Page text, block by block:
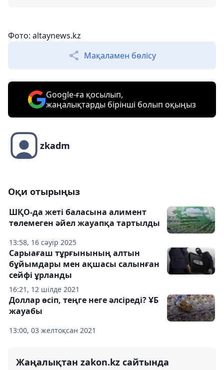
Фото: altaynews.kz
Мақаламен бөлісу
Google-ға қосылып,
жаңалықтарды бірінші болып оқыңыз
zkadm
Оқи отырыңыз
13:58, 16 сәуір 2025
ШҚО-да жеті баласына алимент
төлемеген әйел жауапқа тартылды
16:21, 12 шілде 2021
Сарыағаш тұрғынының алтын
бұйымдары мен ақшасы салынған
сейфі ұрланды
13:00, 03 желтоқсан 2021
Доллар өсіп, теңге неге әлсіреді? ҰБ
жауабы
Жаңалықтан zakon.kz сайтында